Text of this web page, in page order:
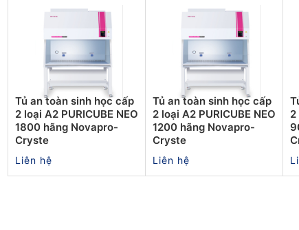
Tủ an toàn sinh học cấp
2 loại A2 PURICUBE NEO
1800 hãng Novapro-
Cryste
Liên hệ
Tủ an toàn sinh học cấp
2 loại A2 PURICUBE NEO
1200 hãng Novapro-
Cryste
Liên hệ
2